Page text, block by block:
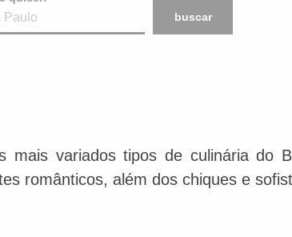
buscar
mais variados tipos de culinária do
românticos, além dos chiques e